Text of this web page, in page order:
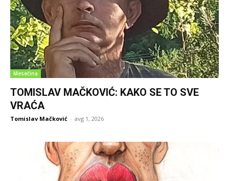
Mesečina
TOMISLAV MAČKOVIĆ: KAKO SE TO SVE
VRAĆA
Tomislav Mačković - avg 1, 2026